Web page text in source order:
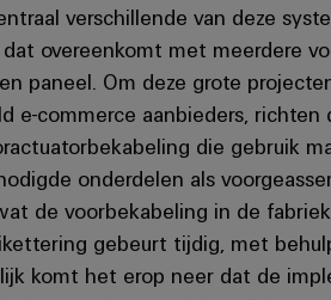
verschillende van deze
overeenkomt met meerdere
paneel. Om deze grote
e-commerce aanbieders,
die gebruik
onderdelen als
de voorbekabeling in de
gebeurt tijdig, met
komt het erop neer dat de